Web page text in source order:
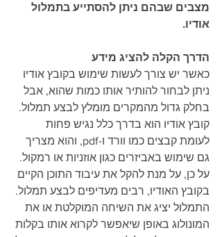
מצבים שבהם ניתן להסתייע בתמלול
אודיו.
הדרך הקלה להציג מידע
כאשר יש צורך לעשות שימוש בקובץ אודיו
ניתן לבחור להותיר אותו כמות שהוא, אבל
בחלק גדול מהמקרים מומלץ לבצע תמלול.
קובץ אודיו הוא בדרך כלל נגיש פחות
לעומת קבצים כמו וורד ו-pdf, והוא מצריך
גם שימוש באביזרים כגון אוזניות או רמקול.
על כן, על מנת להקל את עיבוד התוכן הקיים
בקובץ האודיו, רבים מעדיפים לבצע תמלול.
התמלול יציג את השיחה המוקלטת או את
המונולוג באופן שיאפשר לקרוא אותו בקלות